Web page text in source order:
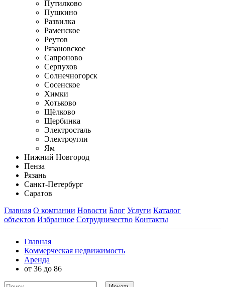
Путилково
Пушкино
Развилка
Раменское
Реутов
Рязановское
Сапроново
Серпухов
Солнечногорск
Сосенское
Химки
Хотьково
Щёлково
Щербинка
Электросталь
Электроугли
Ям
Нижний Новгород
Пенза
Рязань
Санкт-Петербург
Саратов
Главная О компании Новости Блог Услуги Каталог
объектов Избранное Сотрудничество Контакты
Главная
Коммерческая недвижимость
Аренда
от 36 до 86